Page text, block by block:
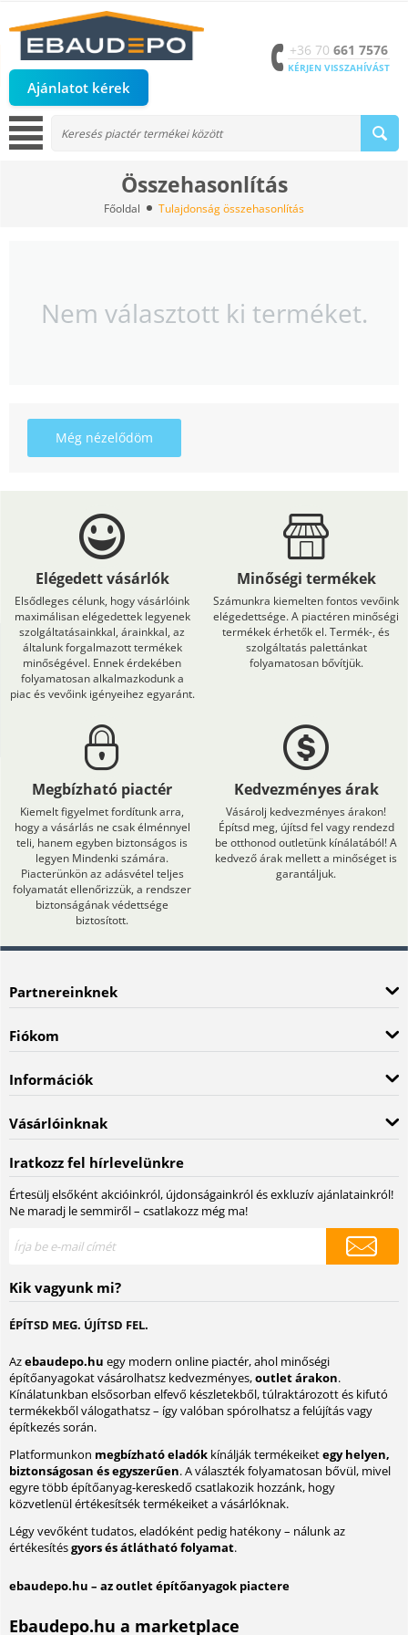
Ajánlatot kérek
+36 70 661 7576
KÉRJEN VISSZAHÍVÁST
Összehasonlítás
Főoldal Tulajdonság összehasonlítás
Nem választott ki terméket.
Még nézelődöm
Elégedett vásárlók
Elsődleges célunk, hogy vásárlóink
maximálisan elégedettek legyenek
szolgáltatásainkkal, árainkkal, az
általunk forgalmazott termékek
minőségével. Ennek érdekében
folyamatosan alkalmazkodunk a
piac és vevőink igényeihez egyaránt.
Minőségi termékek
Számunkra kiemelten fontos vevőink
elégedettsége. A piactéren minőségi
termékek érhetők el. Termék-, és
szolgáltatás palettánkat
folyamatosan bővítjük.
Megbízható piactér
Kiemelt figyelmet fordítunk arra,
hogy a vásárlás ne csak élménnyel
teli, hanem egyben biztonságos is
legyen Mindenki számára.
Piacterünkön az adásvétel teljes
folyamatát ellenőrizzük, a rendszer
biztonságának védettsége
biztosított.
Kedvezményes árak
Vásárolj kedvezményes árakon!
Építsd meg, újítsd fel vagy rendezd
be otthonod outletünk kínálatából! A
kedvező árak mellett a minőséget is
garantáljuk.
Partnereinknek
Fiókom
Információk
Vásárlóinknak
Iratkozz fel hírlevelünkre
Értesülj elsőként akcióinkról, újdonságainkról és exkluzív ajánlatainkról!
Ne maradj le semmiről – csatlakozz még ma!
Kik vagyunk mi?
ÉPÍTSD MEG. ÚJÍTSD FEL.
Azebaudepo.hu egy modern online piactér, ahol minőségi
építőanyagokat vásárolhatsz kedvezményes,outlet árakon.
Kínálatunkban elsősorban elfevő készletekből, túlraktározott és kifutó
termékekből válogathatsz – így valóban spórolhatsz a felújítás vagy
építkezés során.
Platformunkon megbízható eladók kínálják termékeiketegy helyen,
biztonságosan és egyszerűen. A választék folyamatosan bővül, mivel
egyre több építőanyag-kereskedő csatlakozik hozzánk, hogy
közvetlenül értékesítsék termékeiket a vásárlóknak.
Légy vevőként tudatos, eladóként pedig hatékony – nálunk az
értékesítésgyors és átlátható folyamat.
ebaudepo.hu – az outlet építőanyagok piactere
Ebaudepo.hu a marketplace